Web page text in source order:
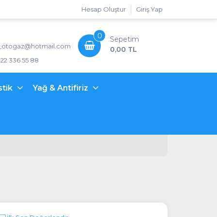
Giriş Yap
Hesap Oluştur
336 55 88
0
Sepetim
0,00 TL
Yağ & Antifiriz